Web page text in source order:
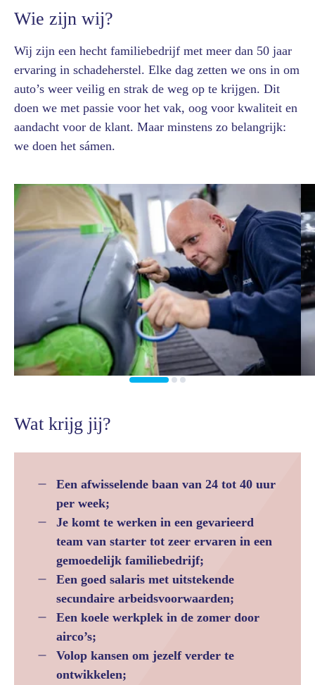
Wie zijn wij?
Wij zijn een hecht familiebedrijf met meer dan 50 jaar
ervaring in schadeherstel. Elke dag zetten we ons in om
auto’s weer veilig en strak de weg op te krijgen. Dit
doen we met passie voor het vak, oog voor kwaliteit en
aandacht voor de klant. Maar minstens zo belangrijk:
we doen het sámen.
Wat krijg jij?
Een afwisselende baan van 24 tot 40 uur
per week;
Je komt te werken in een gevarieerd
team van starter tot zeer ervaren in een
gemoedelijk familiebedrijf;
Een goed salaris met uitstekende
secundaire arbeidsvoorwaarden;
Een koele werkplek in de zomer door
airco’s;
Volop kansen om jezelf verder te
ontwikkelen;